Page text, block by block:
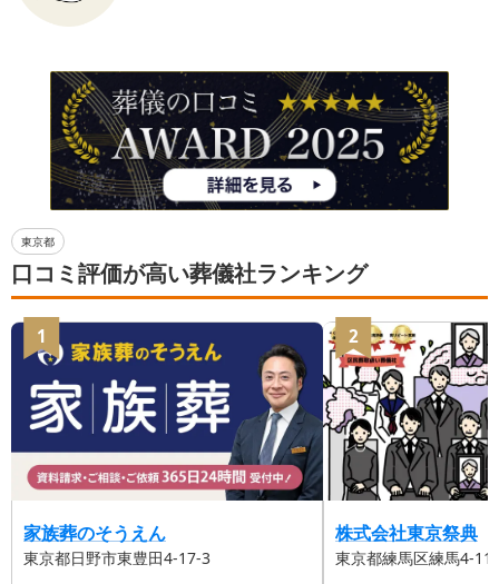
東京都
口コミ評価が高い葬儀社ランキング
1
家族葬のそうえん
東京都日野市東豊田4-17-3
2
株式会社東京祭典
東京都練馬区練馬4-